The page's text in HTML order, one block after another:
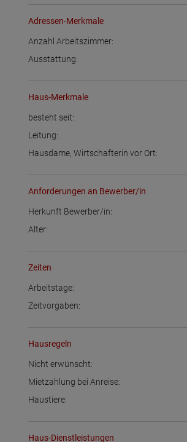
Adressen-Merkmale
Anzahl Arbeitszimmer:
Ausstattung:
Haus-Merkmale
besteht seit:
Leitung:
Hausdame, Wirtschafterin vor Ort:
Anforderungen an Bewerber/in
Herkunft Bewerber/in:
Alter:
Zeiten
Arbeitstage:
Zeitvorgaben:
Hausregeln
Nicht erwünscht:
Mietzahlung bei Anreise:
Haustiere:
Haus-Dienstleistungen